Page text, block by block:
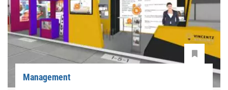
Management